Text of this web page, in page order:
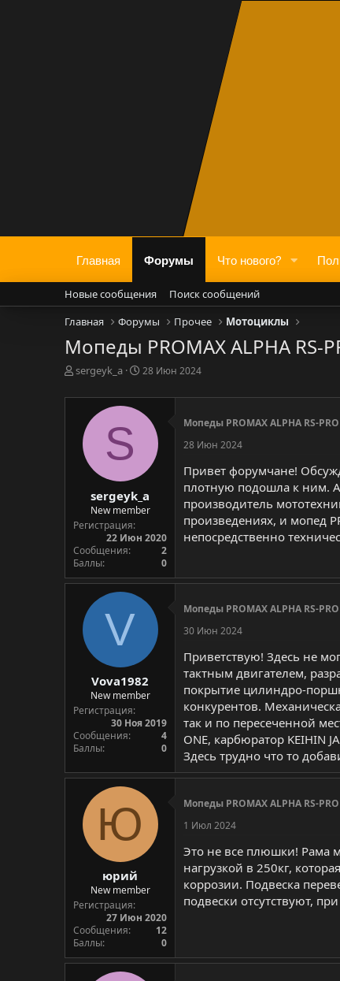
Главная Форумы Что нового?
Новые сообщения
Поиск сообщений
Главная
Форумы Прочее Мотоциклы
Мопеды PROMAX ALPHA RS-
А
т
sergeyk_a
Д
т
а
а
а
28 Июн 2024
S
sergeyk_a
New member
Регистрация
22 Июн 2020
Сообщения
2
Баллы
0
Мопеды PROMAX ALPHA RS-
28 Июн 2024
Привет форумчане!
плотную подошла к ним. А
производитель
произведениях, и мопед
непосредственно
V
Vova1982
New member
Регистрация
30 Ноя 2019
Сообщения
4
Баллы
0
Мопеды PROMAX ALPHA RS-
30 Июн 2024
Приветствую! Здесь не
тактным двигателем,
покрытие цилиндро-
конкурентов.
так и по пересеченной
ONE, карбюратор KEIHIN
Здесь трудно что то
Ю
юрий
New member
Регистрация
27 Июн 2020
Сообщения
12
Баллы
0
Мопеды PROMAX ALPHA RS-
1 Июл 2024
Это не все плюшки! Рама
нагрузкой в 250кг,
коррозии. Подвеска
подвески отсутствуют,